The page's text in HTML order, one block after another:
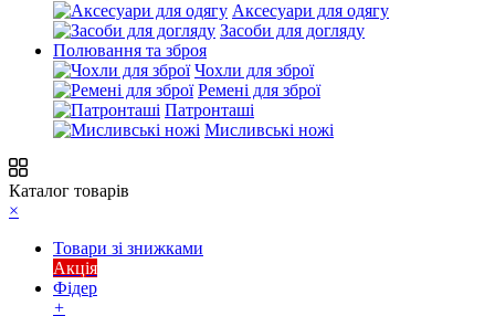
Аксесуари для одягу
Засоби для догляду
Полювання та зброя
Чохли для зброї
Ремені для зброї
Патронташі
Мисливські ножі
Каталог товарів
×
Товари зі знижками
Акція
Фідер
+